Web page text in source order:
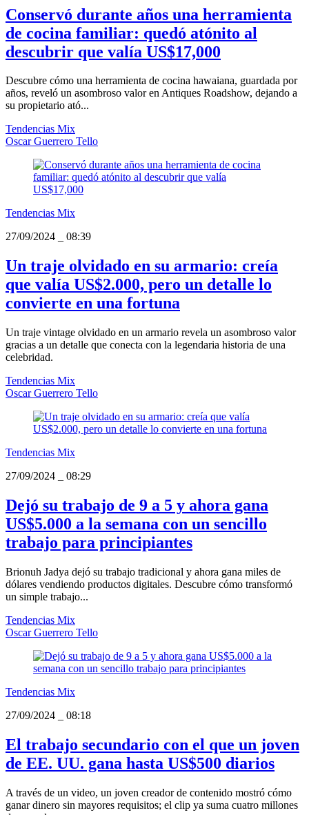
Conservó durante años una herramienta
de cocina familiar: quedó atónito al
descubrir que valía US$17,000
Descubre cómo una herramienta de cocina hawaiana, guardada por
años, reveló un asombroso valor en Antiques Roadshow, dejando a
su propietario ató...
Tendencias Mix
Oscar Guerrero Tello
Tendencias Mix
27/09/2024
08:39
Un traje olvidado en su armario: creía
que valía US$2.000, pero un detalle lo
convierte en una fortuna
Un traje vintage olvidado en un armario revela un asombroso valor
gracias a un detalle que conecta con la legendaria historia de una
celebridad.
Tendencias Mix
Oscar Guerrero Tello
Tendencias Mix
27/09/2024
08:29
Dejó su trabajo de 9 a 5 y ahora gana
US$5.000 a la semana con un sencillo
trabajo para principiantes
Brionuh Jadya dejó su trabajo tradicional y ahora gana miles de
dólares vendiendo productos digitales. Descubre cómo transformó
un simple trabajo...
Tendencias Mix
Oscar Guerrero Tello
Tendencias Mix
27/09/2024
08:18
El trabajo secundario con el que un joven
de EE. UU. gana hasta US$500 diarios
A través de un video, un joven creador de contenido mostró cómo
ganar dinero sin mayores requisitos; el clip ya suma cuatro millones